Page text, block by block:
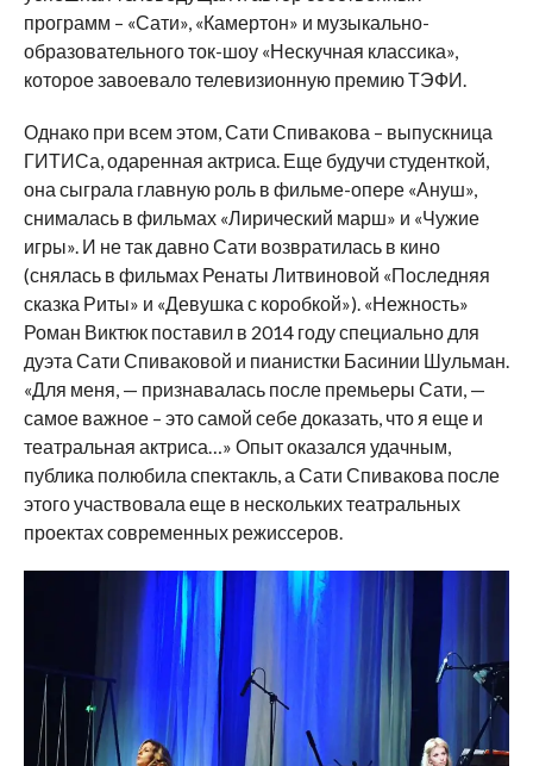
программ – «Сати», «Камертон» и музыкально-
образовательного ток-шоу «Нескучная классика»,
которое завоевало телевизионную премию ТЭФИ.
Однако при всем этом, Сати Спивакова – выпускница
ГИТИСа, одаренная актриса. Еще будучи студенткой,
она сыграла главную роль в фильме-опере «Ануш»,
снималась в фильмах «Лирический марш» и «Чужие
игры». И не так давно Сати возвратилась в кино
(снялась в фильмах Ренаты Литвиновой «Последняя
сказка Риты» и «Девушка с коробкой»). «Нежность»
Роман Виктюк поставил в 2014 году специально для
дуэта Сати Спиваковой и пианистки Басинии Шульман.
«Для меня, — признавалась после премьеры Сати, —
самое важное – это самой себе доказать, что я еще и
театральная актриса…» Опыт оказался удачным,
публика полюбила спектакль, а Сати Спивакова после
этого участвовала еще в нескольких театральных
проектах современных режиссеров.